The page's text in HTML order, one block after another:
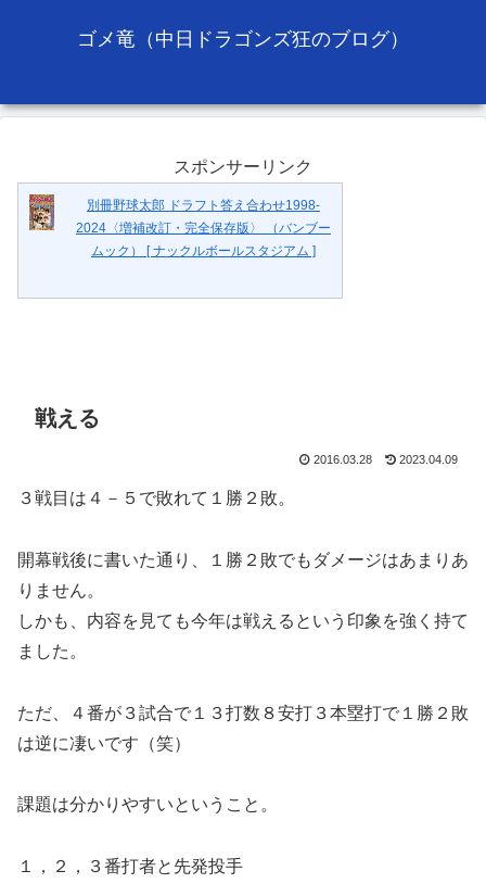
ゴメ竜（中日ドラゴンズ狂のブログ）
スポンサーリンク
別冊野球太郎 ドラフト答え合わせ1998-
2024〈増補改訂・完全保存版〉 （バンブー
ムック） [ ナックルボールスタジアム ]
戦える
2016.03.28 2023.04.09
３戦目は４－５で敗れて１勝２敗。
開幕戦後に書いた通り、１勝２敗でもダメージはあまりあ
りません。
しかも、内容を見ても今年は戦えるという印象を強く持て
ました。
ただ、４番が３試合で１３打数８安打３本塁打で１勝２敗
は逆に凄いです（笑）
課題は分かりやすいということ。
１，２，３番打者と先発投手